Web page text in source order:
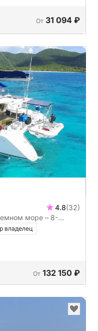
От 31 094 ₽
4.8(32)
море – 8-
владелец
От 132 150 ₽